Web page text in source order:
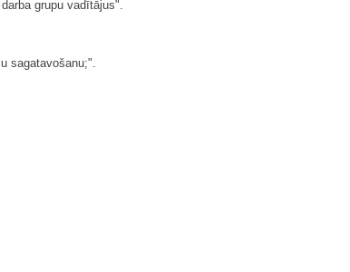
grupu vadītājus".
sagatavošanu;".